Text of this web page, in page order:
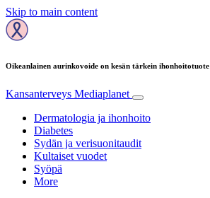
Skip to main content
Oikeanlainen aurinkovoide on kesän tärkein ihonhoitotuote
Kansanterveys Mediaplanet
Dermatologia ja ihonhoito
Diabetes
Sydän ja verisuonitaudit
Kultaiset vuodet
Syöpä
More